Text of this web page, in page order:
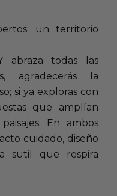
un territorio
abraza todas las
agradecerás la
si ya exploras con
que amplían
En ambos
cuidado, diseño
sutil que respira